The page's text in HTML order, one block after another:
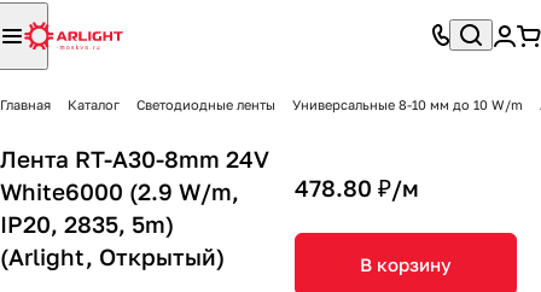
Главная Каталог Светодиодные ленты Универсальные 8-10 мм до 10 W/m
Лента RT-A30-8mm 24V
White6000 (2.9 W/m,
IP20, 2835, 5m)
(Arlight, Открытый)
478.80 ₽/м
В корзину